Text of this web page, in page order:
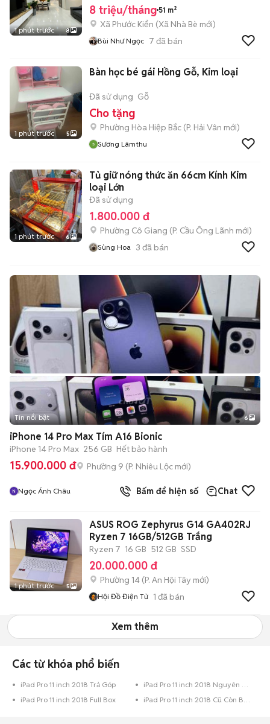
1 phút trước 8
8 triệu/tháng 51 m²
Xã Phước Kiển (Xã Nhà Bè mới)
Bùi Như Ngọc 7 đã bán
1 phút trước 5
Bàn học bé gái Hồng Gỗ, Kim loại
Đã sử dụng Gỗ
Cho tặng
Phường Hòa Hiệp Bắc (P. Hải Vân mới)
Sương Lâmthu
1 phút trước 6
Tủ giữ nóng thức ăn 66cm Kính Kim
loại Lớn
Đã sử dụng
1.800.000 đ
Phường Cô Giang (P. Cầu Ông Lãnh mới)
Sùng Hoa 3 đã bán
+2
Tin nổi bật 6
iPhone 14 Pro Max Tím A16 Bionic
iPhone 14 Pro Max 256 GB Hết bảo hành
15.900.000 đ Phường 9 (P. Nhiêu Lộc mới)
Ngọc Ánh Châu Bấm để hiện số Chat
1 phút trước 5
ASUS ROG Zephyrus G14 GA402RJ
Ryzen 7 16GB/512GB Trắng
Ryzen 7 16 GB 512 GB SSD
20.000.000 đ
Phường 14 (P. An Hội Tây mới)
Hội Đồ Điện Tử 1 đã bán
Xem thêm
Các từ khóa phổ biến
iPad Pro 11 inch 2018 Trả Góp
iPad Pro 11 inch 2018 Nguyên Zin
iPad Pro 11 inch 2018 Full Box
iPad Pro 11 inch 2018 Cũ Còn Bảo Hành